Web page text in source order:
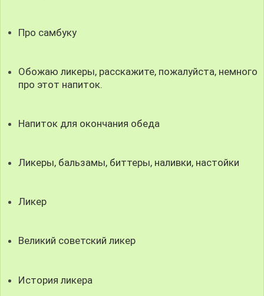
Про самбуку
Обожаю ликеры, расскажите, пожалуйста, немного
про этот напиток.
Напиток для окончания обеда
Ликеры, бальзамы, биттеры, наливки, настойки
Ликер
Великий советский ликер
История ликера